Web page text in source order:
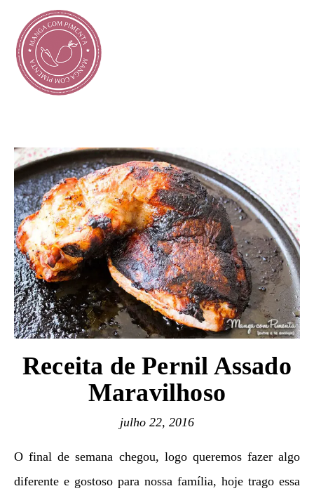
Receita de Pernil Assado
Maravilhoso
julho 22, 2016
O final de semana chegou, logo queremos fazer algo
diferente e gostoso para nossa família, hoje trago essa